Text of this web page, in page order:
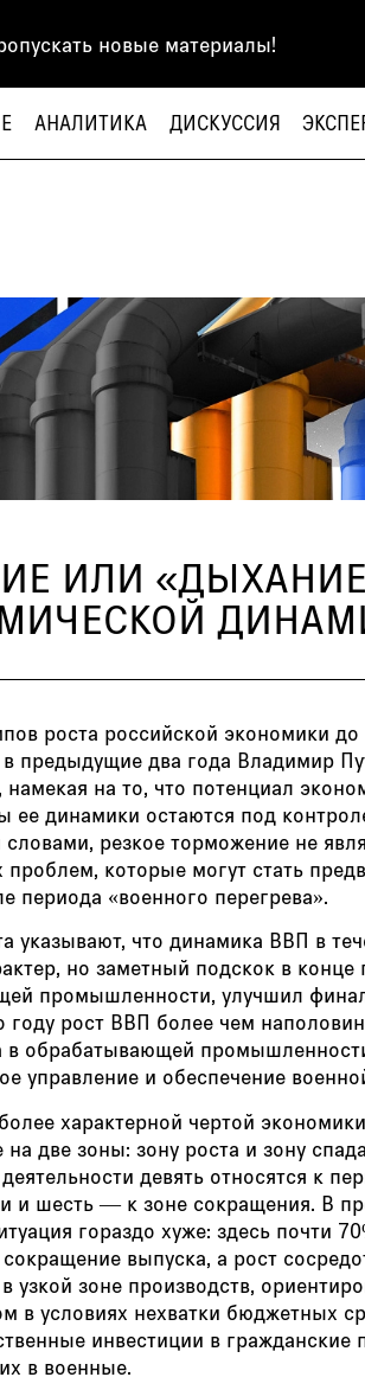
новые материалы!
АНАЛИТИКА ДИСКУССИЯ
ИЛИ
роста российской экономики
предыдущие два года Владимир
на то, что потенциал
ее динамики остаются под
резкое торможение не
которые могут стать
периода «военного перегрева».
указывают, что динамика ВВП в
но заметный подскок в конце
промышленности, улучшил
году рост ВВП более чем
в обрабатывающей
управление и обеспечение
характерной чертой
две зоны: зону роста и зону
девять относятся к
и шесть — к зоне сокращения. В
гораздо хуже: здесь почти
выпуска, а рост
узкой зоне производств,
в условиях нехватки бюджетных
инвестиции в гражданские
в военные.